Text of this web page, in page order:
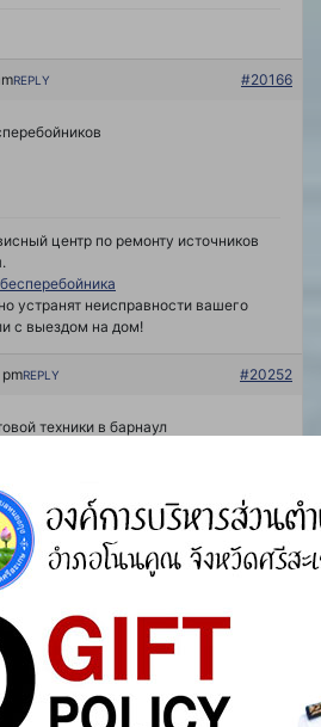
#20166
REPLY
центр по ремонту источников
устранят неисправности вашего
с выездом на дом!
#20252
REPLY
техники в барнаул
сломаную технику,
цифровой техники барнаул
панелей